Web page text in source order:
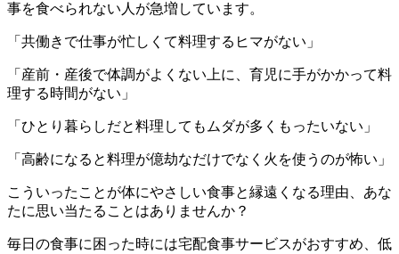
事を食べられない人が急増しています。
「共働きで仕事が忙しくて料理するヒマがない」
「産前・産後で体調がよくない上に、育児に手がかかって料
理する時間がない」
「ひとり暮らしだと料理してもムダが多くもったいない」
「高齢になると料理が億劫なだけでなく火を使うのが怖い」
こういったことが体にやさしい食事と縁遠くなる理由、あな
たに思い当たることはありませんか？
毎日の食事に困った時には宅配食事サービスがおすすめ、低